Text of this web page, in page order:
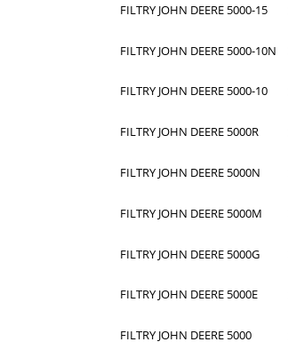
FILTRY JOHN DEERE 5000-15
FILTRY JOHN DEERE 5000-10N
FILTRY JOHN DEERE 5000-10
FILTRY JOHN DEERE 5000R
FILTRY JOHN DEERE 5000N
FILTRY JOHN DEERE 5000M
FILTRY JOHN DEERE 5000G
FILTRY JOHN DEERE 5000E
FILTRY JOHN DEERE 5000